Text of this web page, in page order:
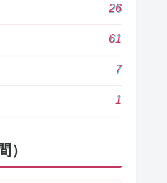
26
61
7
1
）